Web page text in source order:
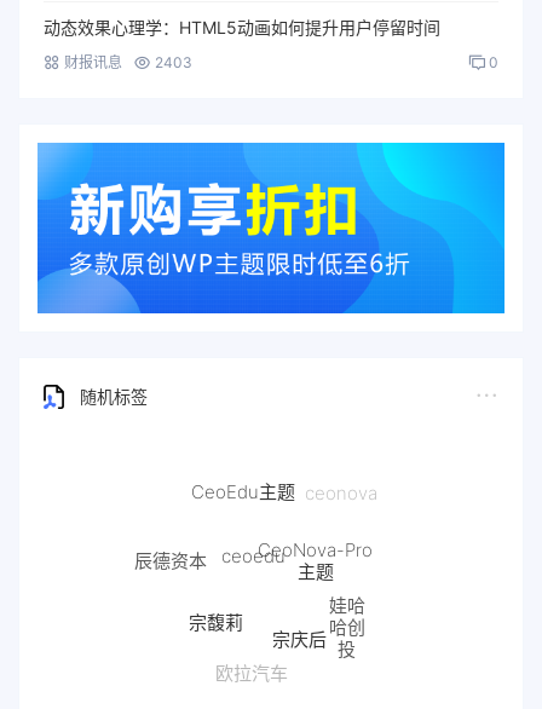
动态效果心理学：HTML5动画如何提升用户停留时间
财报讯息 2403 0
随机标签
换芯门
欧拉汽车
雷军
娃哈
哈创
投
宗庆后
宗馥莉
辰德资本
ceonova
CeoNova-Pro
主题
ceoedu
CeoEdu主题